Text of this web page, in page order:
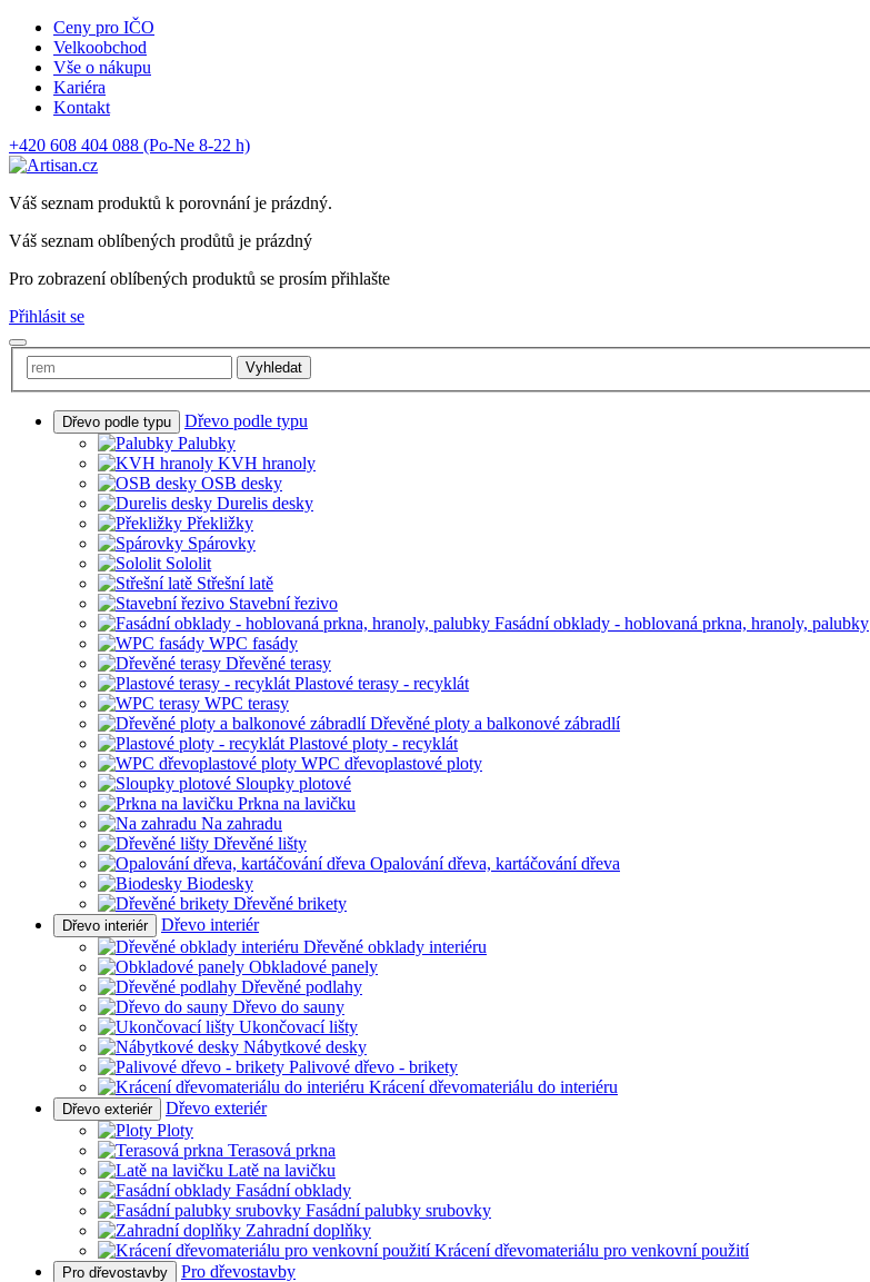
Ceny pro IČO
Velkoobchod
Vše o nákupu
Kariéra
Kontakt
+420 608 404 088 (Po-Ne 8-22 h)
Váš seznam produktů k porovnání je prázdný.
Váš seznam oblíbených prodůtů je prázdný
Pro zobrazení oblíbených produktů se prosím přihlašte
Přihlásit se
Vyhledat
Dřevo podle typu
Dřevo podle typu
Palubky
KVH hranoly
OSB desky
Durelis desky
Překližky
Spárovky
Sololit
Střešní latě
Stavební řezivo
Fasádní obklady - hoblovaná prkna, hranoly, palubky
WPC fasády
Dřevěné terasy
Plastové terasy - recyklát
WPC terasy
Dřevěné ploty a balkonové zábradlí
Plastové ploty - recyklát
WPC dřevoplastové ploty
Sloupky plotové
Prkna na lavičku
Na zahradu
Dřevěné lišty
Opalování dřeva, kartáčování dřeva
Biodesky
Dřevěné brikety
Dřevo interiér
Dřevo interiér
Dřevěné obklady interiéru
Obkladové panely
Dřevěné podlahy
Dřevo do sauny
Ukončovací lišty
Nábytkové desky
Palivové dřevo - brikety
Krácení dřevomateriálu do interiéru
Dřevo exteriér
Dřevo exteriér
Ploty
Terasová prkna
Latě na lavičku
Fasádní obklady
Fasádní palubky srubovky
Zahradní doplňky
Krácení dřevomateriálu pro venkovní použití
Pro dřevostavby
Pro dřevostavby